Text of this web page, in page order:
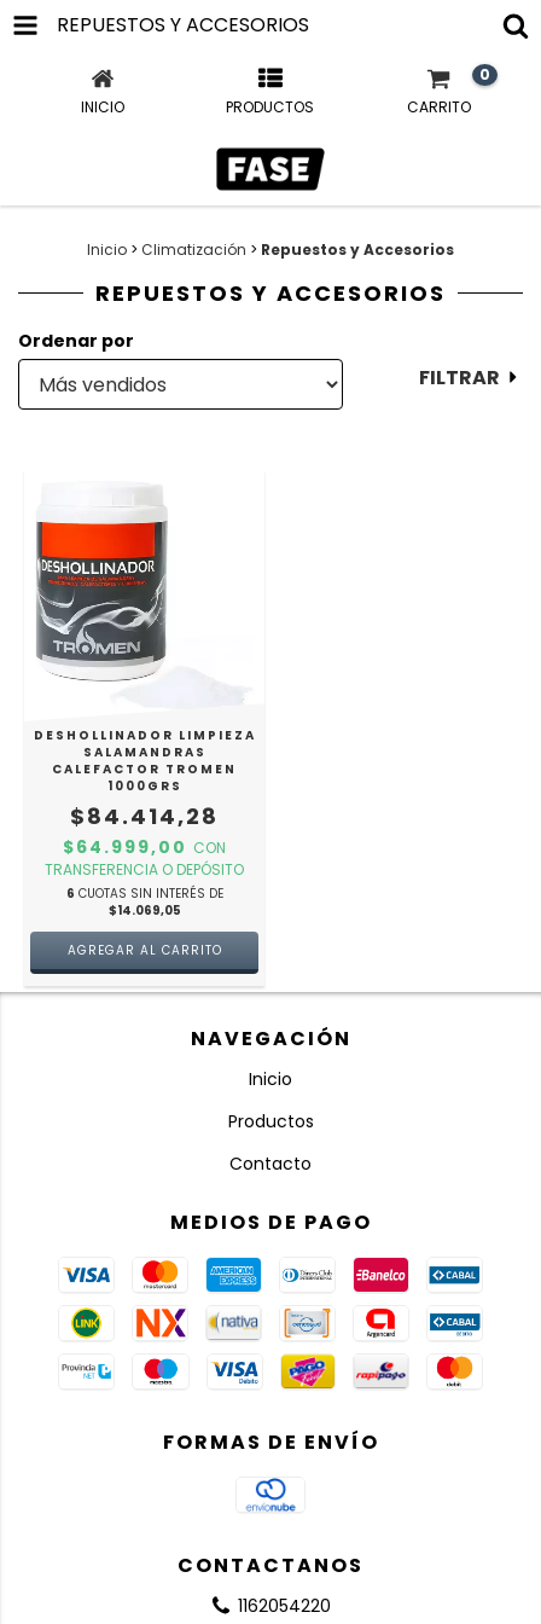
REPUESTOS Y ACCESORIOS
INICIO PRODUCTOS CARRITO
0
Inicio > Climatización > Repuestos y Accesorios
REPUESTOS Y ACCESORIOS
Ordenar por
FILTRAR
DESHOLLINADOR LIMPIEZA
SALAMANDRAS
CALEFACTOR TROMEN
1000GRS
$84.414,28
$64.999,00 CON
TRANSFERENCIA O DEPÓSITO
6 CUOTAS SIN INTERÉS DE
$14.069,05
NAVEGACIÓN
Inicio
Productos
Contacto
MEDIOS DE PAGO
FORMAS DE ENVÍO
CONTACTANOS
1162054220